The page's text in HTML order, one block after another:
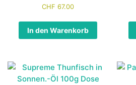
CHF 67.00
In den Warenkorb